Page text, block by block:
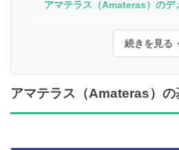
アマテラス（Amateras）のデ
続きを見る
アマテラス（Amateras）の